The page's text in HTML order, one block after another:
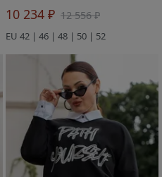
10 234 ₽ 12 556 ₽
EU 42 | 46 | 48 | 50 | 52